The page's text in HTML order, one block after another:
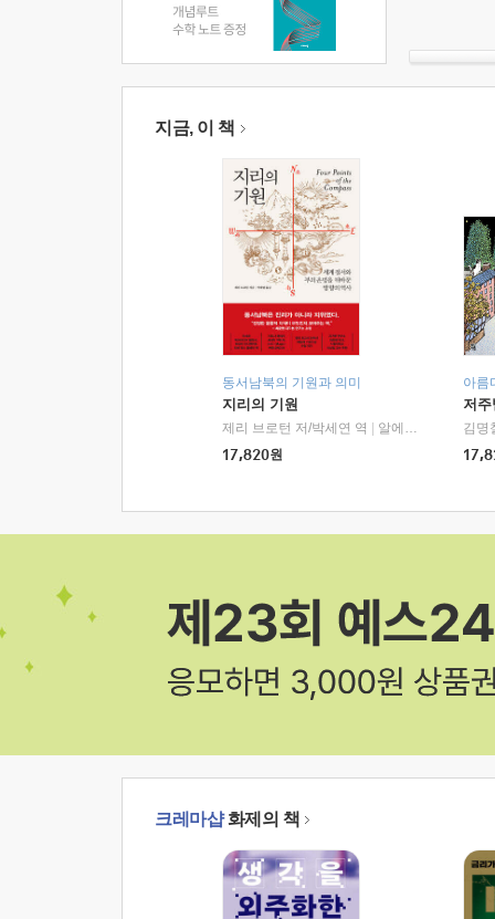
지금, 이 책
동서남북의 기원과 의미
지리의 기원
제리 브로턴 저/박세연 역
알에이치코리아(RHK)
17,820원
아름
저
김명
크레마샵화제의 책